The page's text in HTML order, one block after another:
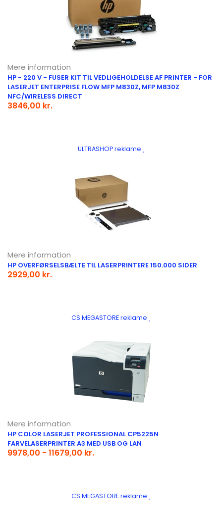
Mere information
HP - 220 V - FUSER KIT TIL VEDLIGEHOLDELSE AF PRINTER - FOR
LASERJET ENTERPRISE FLOW MFP M830Z, MFP M830Z
NFC/WIRELESS DIRECT
3846,00 kr.
ULTRASHOP reklame
Mere information
HP OVERFØRSELSBÆLTE TIL LASERPRINTERE 150.000 SIDER
2929,00 kr.
CS MEGASTORE reklame
Mere information
HP COLOR LASERJET PROFESSIONAL CP5225N
FARVELASERPRINTER A3 MED USB OG LAN
9978,00 - 11679,00 kr.
CS MEGASTORE reklame